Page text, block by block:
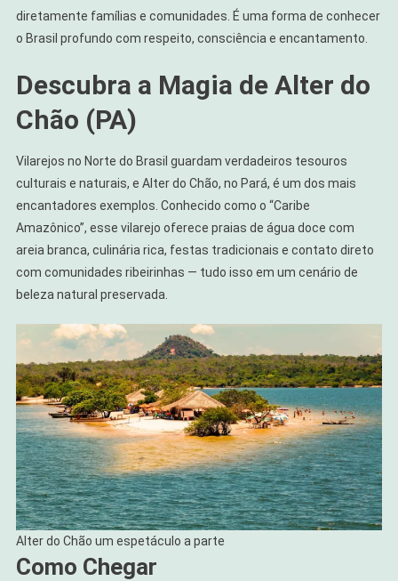
diretamente famílias e comunidades. É uma forma de conhecer
o Brasil profundo com respeito, consciência e encantamento.
Descubra a Magia de Alter do
Chão (PA)
Vilarejos no Norte do Brasil guardam verdadeiros tesouros
culturais e naturais, e Alter do Chão, no Pará, é um dos mais
encantadores exemplos. Conhecido como o “Caribe
Amazônico”, esse vilarejo oferece praias de água doce com
areia branca, culinária rica, festas tradicionais e contato direto
com comunidades ribeirinhas — tudo isso em um cenário de
beleza natural preservada.
Alter do Chão um espetáculo a parte
Como Chegar